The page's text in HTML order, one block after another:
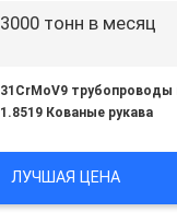
3000 тонн в месяц
31CrMoV9 трубопроводы
1.8519 Кованые рукава
ЛУЧШАЯ ЦЕНА